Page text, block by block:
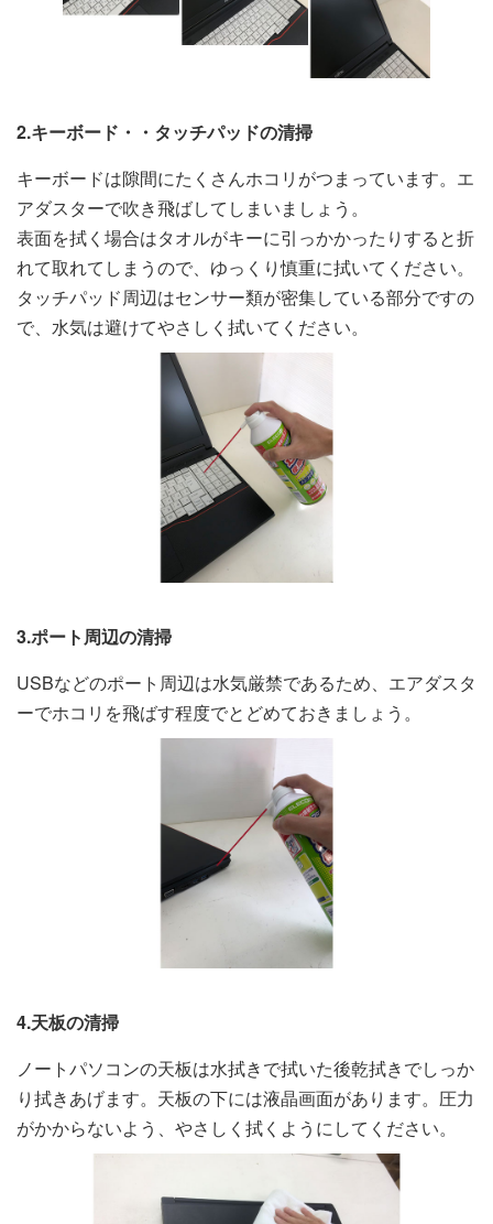
2.キーボード・・タッチパッドの清掃
キーボードは隙間にたくさんホコリがつまっています。エ
アダスターで吹き飛ばしてしまいましょう。
表面を拭く場合はタオルがキーに引っかかったりすると折
れて取れてしまうので、ゆっくり慎重に拭いてください。
タッチパッド周辺はセンサー類が密集している部分ですの
で、水気は避けてやさしく拭いてください。
3.ポート周辺の清掃
USBなどのポート周辺は水気厳禁であるため、エアダスタ
ーでホコリを飛ばす程度でとどめておきましょう。
4.天板の清掃
ノートパソコンの天板は水拭きで拭いた後乾拭きでしっか
り拭きあげます。天板の下には液晶画面があります。圧力
がかからないよう、やさしく拭くようにしてください。